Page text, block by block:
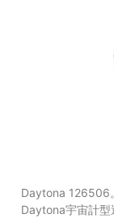
Daytona 126506
Daytona宇宙計型